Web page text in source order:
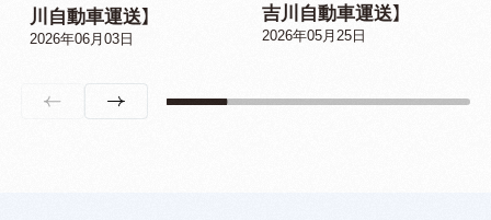
川自動車運送】
2026年06月03日
吉川自動車運送】
2026年05月25日